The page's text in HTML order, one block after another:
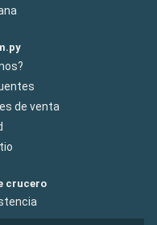
de venta
crucero